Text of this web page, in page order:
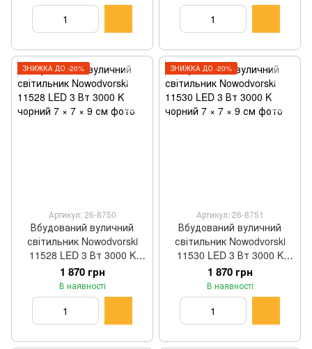
ЗНИЖКА ДО -20%
Артикул: 26-8750
Вбудований вуличний
світильник Nowodvorski
11528 LED 3 Вт 3000 K
чорний 7 × 7 × 9 см
1 870 грн
В наявності
ЗНИЖКА ДО -20%
Артикул: 26-8751
Вбудований вуличний
світильник Nowodvorski
11530 LED 3 Вт 3000 K
чорний 7 × 7 × 9 см
1 870 грн
В наявності